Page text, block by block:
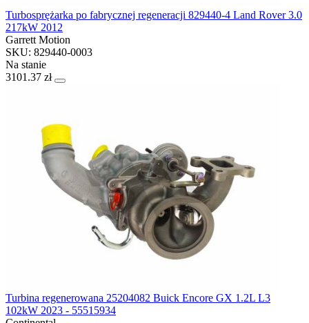
Turbosprężarka po fabrycznej regeneracji 829440-4 Land Rover 3.0
217kW 2012
Garrett Motion
SKU: 829440-0003
Na stanie
3101.37 zł
Turbina regenerowana 25204082 Buick Encore GX 1.2L L3
102kW 2023 - 55515934